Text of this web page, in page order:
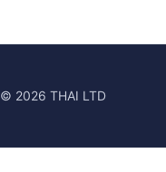
© 2026 THAI LTD